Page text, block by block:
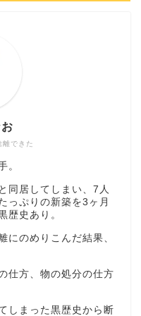
離できた
。
同居してしまい、7人
っぷりの新築を3ヶ月
歴史あり。
にのめりこんだ結果、
仕方、物の処分の仕方
しまった黒歴史から断